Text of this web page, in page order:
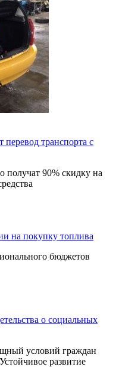
перевод транспорта с
получат 90% скидку на
на покупку топлива
бюджетов
о социальных
условий граждан
развитие